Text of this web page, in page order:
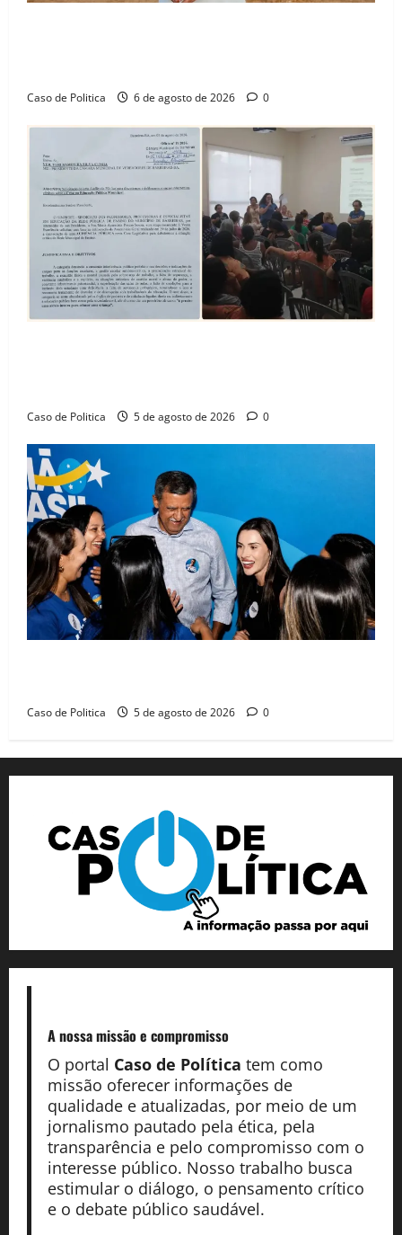
Caso de Politica 6 de agosto de 2026 0
Caso de Politica 5 de agosto de 2026 0
Caso de Politica 5 de agosto de 2026 0
A nossa missãoe compromisso
O portal Caso de Política tem como
missão oferecer informações de
qualidade e atualizadas, por meio de um
jornalismo pautado pela ética, pela
transparência e pelo compromisso com o
interesse público. Nosso trabalho busca
estimular o diálogo, o pensamento crítico
e o debate público saudável.